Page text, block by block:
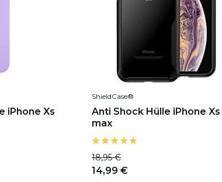
iPhone Xs
ShieldCase®
Anti Shock Hülle iPhone Xs
max
18,95 €
14,99 €